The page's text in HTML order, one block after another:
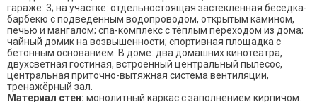
гараже: 3; на участке: отдельностоящая застеклённая беседка-
барбекю с подведённым водопроводом, открытым камином,
печью и мангалом; спа-комплекс с тёплым переходом из дома;
чайный домик на возвышенности; спортивная площадка с
бетонным основанием. В доме: два домашних кинотеатра,
двухсветная гостиная, встроенный центральный пылесос,
центральная приточно-вытяжная система вентиляции,
тренажёрный зал.
Материал стен: монолитный каркас с заполнением кирпичом.